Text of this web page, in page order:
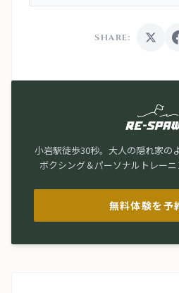
SHARE:
小岩駅徒歩30秒。大人の隠れ家の
ボクシング＆パーソナルトレーニ
無料体験を予